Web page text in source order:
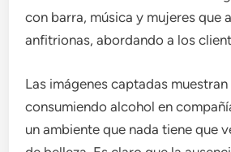
con barra, música y mujeres que
anfitrionas, abordando a los
Las imágenes captadas
consumiendo alcohol en
un ambiente que nada tiene que